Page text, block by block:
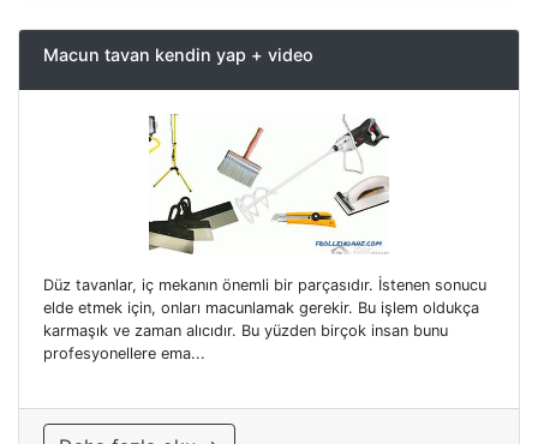
Macun tavan kendin yap + video
Düz tavanlar, iç mekanın önemli bir parçasıdır. İstenen sonucu
elde etmek için, onları macunlamak gerekir. Bu işlem oldukça
karmaşık ve zaman alıcıdır. Bu yüzden birçok insan bunu
profesyonellere ema...